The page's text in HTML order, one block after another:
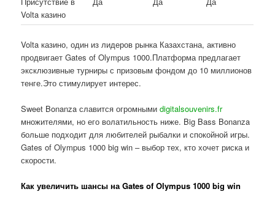
Volta казино
Volta казино, один из лидеров рынка Казахстана, активно
продвигает Gates of Olympus 1000.Платформа предлагает
эксклюзивные турниры с призовым фондом до 10 миллионов
тенге.Это стимулирует интерес.
Sweet Bonanza славится огромнымиdigitalsouvenirs.fr
множителями, но его волатильность ниже. Big Bass Bonanza
больше подходит для любителей рыбалки и спокойной игры.
Gates of Olympus 1000 big win – выбор тех, кто хочет риска и
скорости.
Как увеличить шансы на Gates of Olympus 1000 big win